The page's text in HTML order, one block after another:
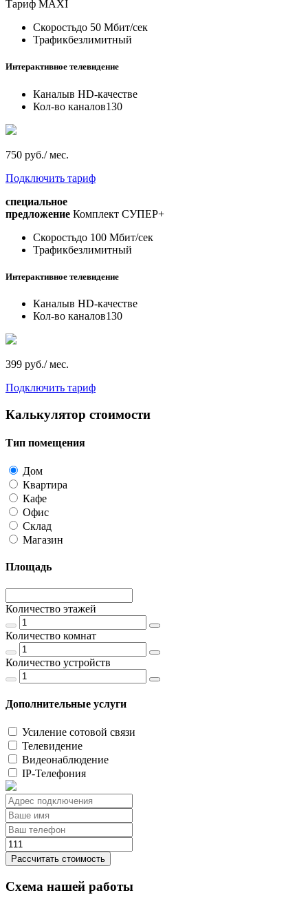
Тариф MAXI
Скоростьдо 50 Мбит/сек
Трафикбезлимитный
Интерактивное телевидение
Каналыв HD-качестве
Кол-во каналов130
750 руб./ мес.
Подключить тариф
специальное
предложение Комплект СУПЕР+
Скоростьдо 100 Мбит/сек
Трафикбезлимитный
Интерактивное телевидение
Каналыв HD-качестве
Кол-во каналов130
399 руб./ мес.
Подключить тариф
Калькулятор стоимости
Тип помещения
Дом
Квартира
Кафе
Офис
Склад
Магазин
Площадь
Количество этажей
Количество комнат
Количество устройств
Дополнительные услуги
Усиление сотовой связи
Телевидение
Видеонаблюдение
IP-Телефония
Рассчитать стоимость
Схема нашей работы